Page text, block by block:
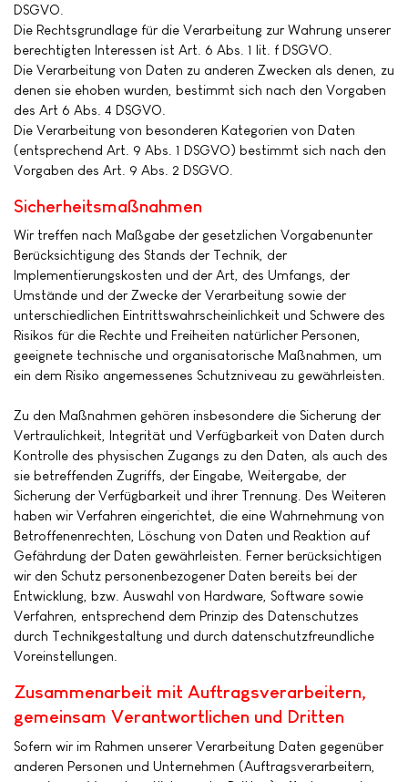
DSGVO.
Die Rechtsgrundlage für die Verarbeitung zur Wahrung unserer
berechtigten Interessen ist Art. 6 Abs. 1 lit. f DSGVO.
Die Verarbeitung von Daten zu anderen Zwecken als denen, zu
denen sie ehoben wurden, bestimmt sich nach den Vorgaben
des Art 6 Abs. 4 DSGVO.
Die Verarbeitung von besonderen Kategorien von Daten
(entsprechend Art. 9 Abs. 1 DSGVO) bestimmt sich nach den
Vorgaben des Art. 9 Abs. 2 DSGVO.
Sicherheitsmaßnahmen
Wir treffen nach Maßgabe der gesetzlichen Vorgabenunter
Berücksichtigung des Stands der Technik, der
Implementierungskosten und der Art, des Umfangs, der
Umstände und der Zwecke der Verarbeitung sowie der
unterschiedlichen Eintrittswahrscheinlichkeit und Schwere des
Risikos für die Rechte und Freiheiten natürlicher Personen,
geeignete technische und organisatorische Maßnahmen, um
ein dem Risiko angemessenes Schutzniveau zu gewährleisten.
Zu den Maßnahmen gehören insbesondere die Sicherung der
Vertraulichkeit, Integrität und Verfügbarkeit von Daten durch
Kontrolle des physischen Zugangs zu den Daten, als auch des
sie betreffenden Zugriffs, der Eingabe, Weitergabe, der
Sicherung der Verfügbarkeit und ihrer Trennung. Des Weiteren
haben wir Verfahren eingerichtet, die eine Wahrnehmung von
Betroffenenrechten, Löschung von Daten und Reaktion auf
Gefährdung der Daten gewährleisten. Ferner berücksichtigen
wir den Schutz personenbezogener Daten bereits bei der
Entwicklung, bzw. Auswahl von Hardware, Software sowie
Verfahren, entsprechend dem Prinzip des Datenschutzes
durch Technikgestaltung und durch datenschutzfreundliche
Voreinstellungen.
Zusammenarbeit mit Auftragsverarbeitern,
gemeinsam Verantwortlichen und Dritten
Sofern wir im Rahmen unserer Verarbeitung Daten gegenüber
anderen Personen und Unternehmen (Auftragsverarbeitern,